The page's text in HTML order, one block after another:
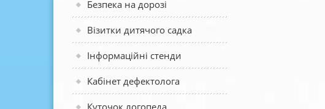
Безпека на дорозі
Візитки дитячого садка
Інформаційні стенди
Кабінет дефектолога
Куточок логопеда